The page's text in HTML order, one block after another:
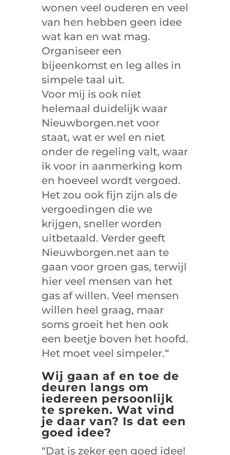
wonen veel ouderen en veel
van hen hebben geen idee
wat kan en wat mag.
Organiseer een
bijeenkomst en leg alles in
simpele taal uit.
Voor mij is ook niet
helemaal duidelijk waar
Nieuwborgen.net voor
staat, wat er wel en niet
onder de regeling valt, waar
ik voor in aanmerking kom
en hoeveel wordt vergoed.
Het zou ook fijn zijn als de
vergoedingen die we
krijgen, sneller worden
uitbetaald. Verder geeft
Nieuwborgen.net aan te
gaan voor groen gas, terwijl
hier veel mensen van het
gas af willen. Veel mensen
willen heel graag, maar
soms groeit het hen ook
een beetje boven het hoofd.
Het moet veel simpeler.“
Wij gaan af en toe de
deuren langs om
iedereen persoonlijk
te spreken. Wat vind
je daar van? Is dat een
goed idee?
“Dat is zeker een goed idee!